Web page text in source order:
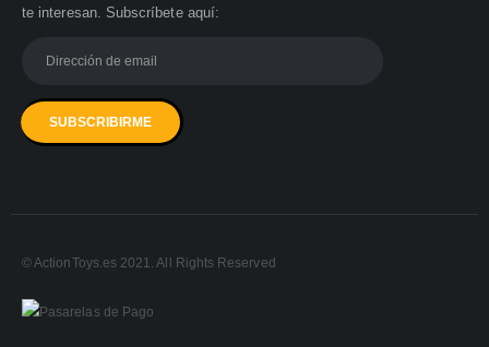
te interesan. Subscríbete aquí:
© ActionToys.es 2021. All Rights Reserved